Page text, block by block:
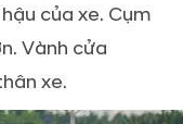
của xe. Cụm
Vành cửa
xe.